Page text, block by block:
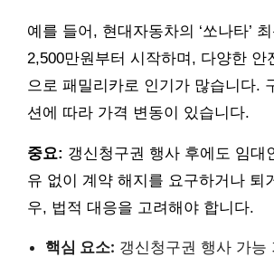
예를 들어, 현대자동차의 ‘쏘나타’
2,500만원부터 시작하며, 다양한 안
으로 패밀리카로 인기가 많습니다.
션에 따라 가격 변동이 있습니다.
중요: 갱신청구권 행사 후에도 임대
유 없이 계약 해지를 요구하거나 퇴
우, 법적 대응을 고려해야 합니다.
핵심 요소: 갱신청구권 행사 가능